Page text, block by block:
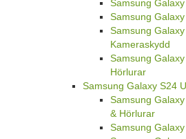
Samsung
Samsung
Samsung
Kameraskydd
Samsung
Hörlurar
Samsung Galaxy S24
Samsung
& Hörlurar
Samsung